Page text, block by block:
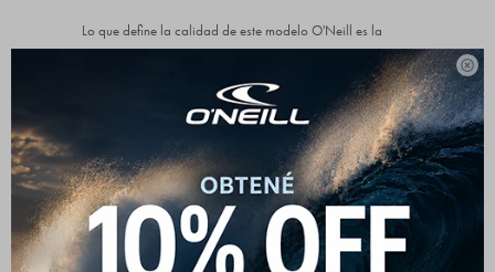

Lo que define la calidad de este modelo O'Neill es la
atención en las terminaciones. El parche circular de cuero
con el logo grabado en el pecho aporta un detalle
orgánico de alta calidad. Cuenta con un cierre metálico
central robusto y un tirador de cuero a juego que facilita
el agarre. Al estar confeccionada con un 40% de
poliéster, la campera no solo es excelente reteniendo el
calor corporal, sino que también mantiene su estructura
firme, evitando que los puños o la cintura de se estiren con